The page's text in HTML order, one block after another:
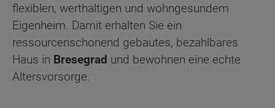
flexiblen, werthaltigen und wohngesundem
Eigenheim. Damit erhalten Sie ein
ressourcenschonend gebautes, bezahlbares
Haus in Bresegrad und bewohnen eine echte
Altersvorsorge.